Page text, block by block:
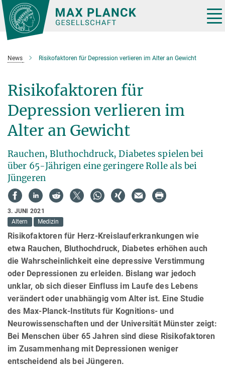
Hauptinhalt
News Risikofaktoren für Depression verlieren im Alter an Gewicht
Risikofaktoren für
Depression verlieren im
Alter an Gewicht
Rauchen, Bluthochdruck, Diabetes spielen bei
über 65-Jährigen eine geringere Rolle als bei
Jüngeren
3. JUNI 2021
Altern
Medizin
Risikofaktoren für Herz-Kreislauferkrankungen wie
etwa Rauchen, Bluthochdruck, Diabetes erhöhen auch
die Wahrscheinlichkeit eine depressive Verstimmung
oder Depressionen zu erleiden. Bislang war jedoch
unklar, ob sich dieser Einfluss im Laufe des Lebens
verändert oder unabhängig vom Alter ist. Eine Studie
des Max-Planck-Instituts für Kognitions- und
Neurowissenschaften und der Universität Münster zeigt:
Bei Menschen über 65 Jahren sind diese Risikofaktoren
im Zusammenhang mit Depressionen weniger
entscheidend als bei Jüngeren.